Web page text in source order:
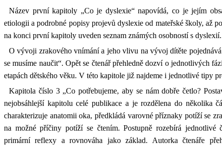
Název první kapitoly „Co je dyslexie“ napovídá, co je jejím
etiologii a podrobné popisy projevů dyslexie od mateřské školy, až
na konci první kapitoly uveden seznam známých osobností s dyslexií.
O vývoji zrakového vnímání a jeho vlivu na vývoj dítěte
se musíme naučit“. Opět se čtenář přehledně dozví o jednotlivých
etapách dětského věku. V této kapitole již najdeme i jednotlivé tipy
Kapitola číslo 3 „Co potřebujeme, aby se nám dobře četlo?
nejobsáhlejší kapitolu celé publikace a je rozdělena do několika
charakterizuje anatomii oka, předkládá varovné příznaky potíží se
na možné příčiny potíží se čtením. Postupně rozebírá jednotlivé
primární reflexy a rovnováha jako základ. Autorka čtenáře